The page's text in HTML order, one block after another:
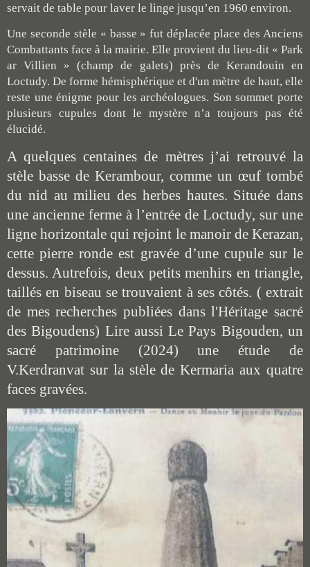
servait de table pour laver le linge jusqu’en 1960 environ.
Une seconde stèle « basse » fut déplacée place des Anciens
Combattants face à la mairie. Elle provient du lieu-dit « Park
ar Villien » (champ de galets) près de Kerandouin en
Loctudy. De forme hémisphérique et d'un mètre de haut, elle
reste une énigme pour les archéologues. Son sommet porte
plusieurs cupules dont le mystère n’a toujours pas été
élucidé.
A quelques centaines de mètres j’ai retrouvé la
stèle basse de Kerambour, comme un œuf tombé
du nid au milieu des herbes hautes. Située dans
une ancienne ferme à l’entrée de Loctudy, sur une
ligne horizontale qui rejoint le manoir de Kerazan,
cette pierre ronde est gravée d’une cupule sur le
dessus. Autrefois, deux petits menhirs en triangle,
taillés en biseau se trouvaient à ses côtés. ( extrait
de mes recherches publiées dans l'Héritage sacré
des Bigoudens) Lire aussi Le Pays Bigouden, un
sacré patrimoine (2024) une étude de
V.Kerdranvat sur la stèle de Kermaria aux quatre
faces gravées.